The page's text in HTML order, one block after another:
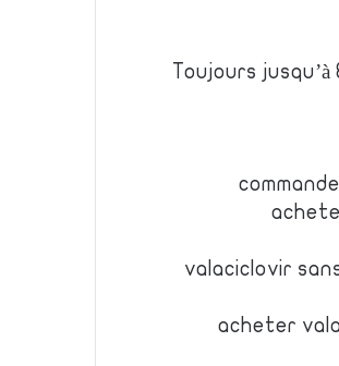
Toujours
valaciclovir
acheter